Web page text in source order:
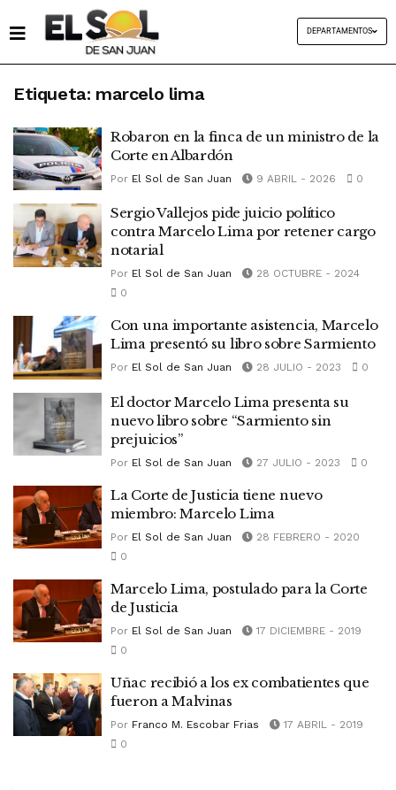
DEPARTAMENTOS
Etiqueta: marcelo lima
Robaron en la finca de un ministro de la
Corte en Albardón
Por El Sol de San Juan 9 ABRIL - 2026 0
Sergio Vallejos pide juicio político
contra Marcelo Lima por retener cargo
notarial
Por El Sol de San Juan
28 OCTUBRE - 2024
0
Con una importante asistencia, Marcelo
Lima presentó su libro sobre Sarmiento
Por El Sol de San Juan 28 JULIO - 2023 0
El doctor Marcelo Lima presenta su
nuevo libro sobre “Sarmiento sin
prejuicios”
Por El Sol de San Juan 27 JULIO - 2023 0
La Corte de Justicia tiene nuevo
miembro: Marcelo Lima
Por El Sol de San Juan
28 FEBRERO - 2020
0
Marcelo Lima, postulado para la Corte
de Justicia
Por El Sol de San Juan
17 DICIEMBRE - 2019
0
Uñac recibió a los ex combatientes que
fueron a Malvinas
Por Franco M. Escobar Frias
17 ABRIL - 2019
0